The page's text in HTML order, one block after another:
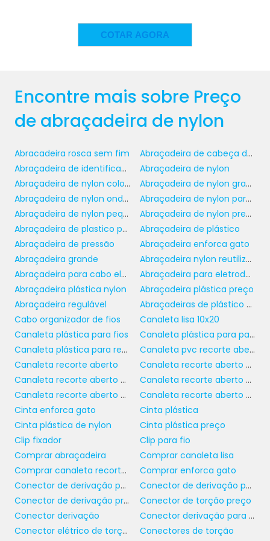
Um dos principais atrativos daabraçadeira
como parafusos e clipes metálicos, as
abraçadeiras oferecem uma solução
econômica que não sacrifica a qualidade.
Isso é especialmente relevante no ambiente
B2B, onde cada centavo conta e a eficiência
operacional é crucial. A possibilidade de
compra em grandes quantidades ainda
permite negociar melhores condições com
fornecedores.
Outro ponto favorável é a leveza das
abraçadeiras de nylon, que contribui para a
redução do peso total dos sistemas
montados. Isso é particularmente importante
em aplicações que envolvem o transporte e
manuseio de equipamentos, onde cada
grama a menos pode fazer a diferença. Com
alta capacidade de tração e resistência à
fratura, as abraçadeiras garantem que
mesmo cargas pesadas sejam suportadas
com segurança.
COMO ESCOLHER A
ABRAÇADEIRA DE NYLON
IDEAL
Na hora de selecionar aabraçadeira de
nylonmais adequada para suas
necessidades, é importante considerar alguns
fatores essenciais. Primeiro, avalie o diâmetro
dos cabos ou itens que serão fixados.
COTAR AGORA
Encontre mais sobre Preço
de abraçadeira de nylon
Abracadeira rosca sem fim
Abraçadeira de cabeça dupla
Abraçadeira de identificação
Abraçadeira de nylon
Abraçadeira de nylon colorida
Abraçadeira de nylon grande
Abraçadeira de nylon onde comprar
Abraçadeira de nylon para lacre
Abraçadeira de nylon pequena
Abraçadeira de nylon preço
Abraçadeira de plastico para tubos
Abraçadeira de plástico
Abraçadeira de pressão
Abraçadeira enforca gato
Abraçadeira grande
Abraçadeira nylon reutilizável
Abraçadeira para cabo elétrico
Abraçadeira para eletroduto
Abraçadeira plástica nylon
Abraçadeira plástica preço
Abraçadeira regulável
Abraçadeiras de plástico para identificação
Cabo organizador de fios
Canaleta lisa 10x20
Canaleta plástica para fios
Canaleta plástica para painel
Canaleta plástica para redes
Canaleta pvc recorte aberto 50x50
Canaleta recorte aberto
Canaleta recorte aberto 20x20
Canaleta recorte aberto 30 x 50
Canaleta recorte aberto 50x50
Canaleta recorte aberto 50x80
Canaleta recorte aberto preta
Cinta enforca gato
Cinta plástica
Cinta plástica de nylon
Cinta plástica preço
Clip fixador
Clip para fio
Comprar abraçadeira
Comprar canaleta lisa
Comprar canaleta recorte aberto
Comprar enforca gato
Conector de derivação para eletrofita
Conector de derivação perfurante
Conector de derivação preço
Conector de torção preço
Conector derivação
Conector derivação para fios
Conector elétrico de torção
Conectores de torção